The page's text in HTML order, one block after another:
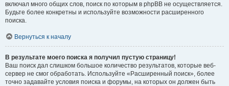
включал много общих слов, поиск по которым в phpBB не осуществляется.
Будьте более конкретны и используйте возможности расширенного
поиска.
Вернуться к началу
В результате моего поиска я получил пустую страницу!
Ваш поиск дал слишком большое количество результатов, которые веб-
сервер не смог обработать. Используйте «Расширенный поиск», более
точно задавайте условия поиска и форумы, на которых он должен быть